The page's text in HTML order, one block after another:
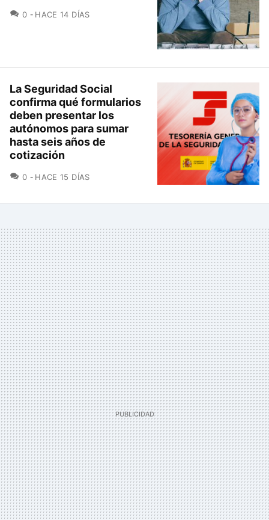
0 COMENTARIOS
HACE 14 DÍAS
La Seguridad Social
confirma qué formularios
deben presentar los
autónomos para sumar
hasta seis años de
cotización
0 COMENTARIOS
HACE 15 DÍAS